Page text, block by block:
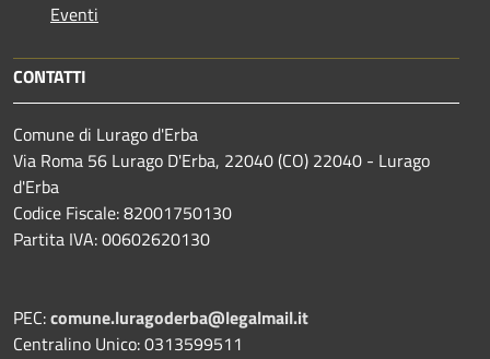
Eventi
CONTATTI
Comune di Lurago d'Erba
Via Roma 56 Lurago D'Erba, 22040 (CO) 22040 - Lurago
d'Erba
Codice Fiscale: 82001750130
Partita IVA: 00602620130
PEC:comune.luragoderba@legalmail.it
Centralino Unico: 0313599511